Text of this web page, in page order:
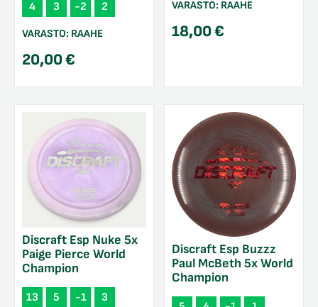
4 3 -2 2
VARASTO: RAAHE
20,00€
VARASTO: RAAHE
18,00€
Discraft Esp Nuke 5x
Paige Pierce World
Champion
13 5 -1 3
Discraft Esp Buzzz
Paul McBeth 5x World
Champion